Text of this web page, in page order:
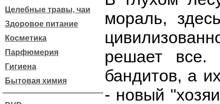
Целебные травы, чаи
Здоровое питание
Косметика
Парфюмерия
Гигиена
Бытовая химия
мораль,
решает
бандитов, а
- новый